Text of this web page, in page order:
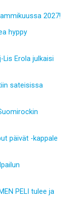
2027!
hyppy
Erola julkaisi
sateisissa
päivät -kappale
PELI tulee ja